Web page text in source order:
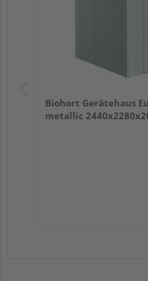
Biohort Gerätehaus
metallic